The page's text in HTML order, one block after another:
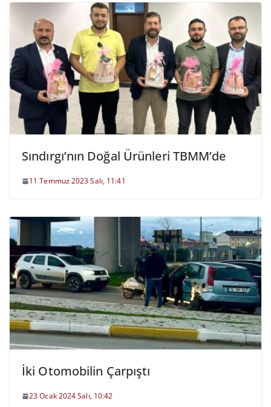
Sındırgı’nın Doğal Ürünleri TBMM’de
11 Temmuz 2023 Salı, 11:41
İki Otomobilin Çarpıştı
23 Ocak 2024 Salı, 10:42